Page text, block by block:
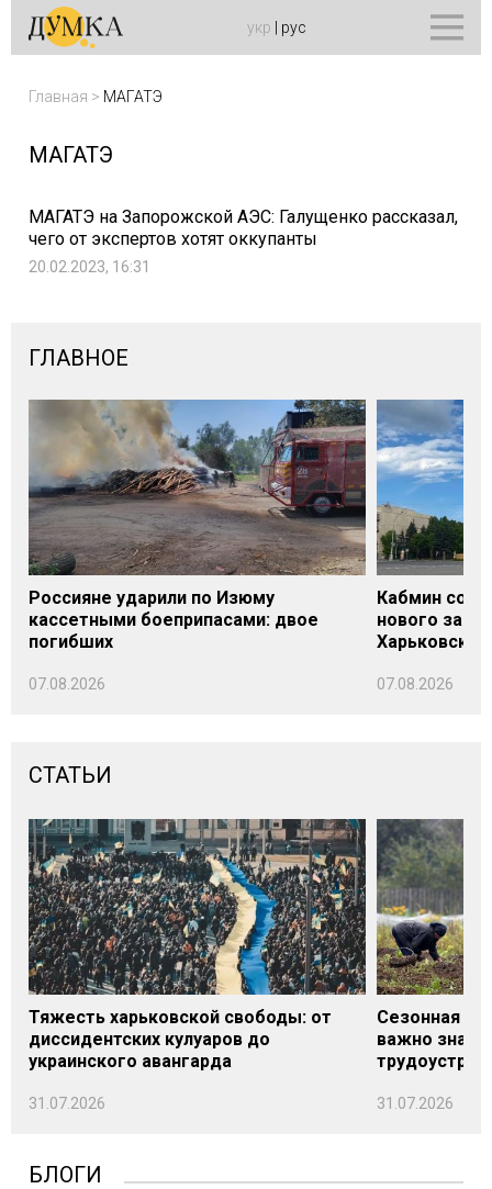
укр рус
Главная > МАГАТЭ
МАГАТЭ
МАГАТЭ на Запорожской АЭС: Галущенко рассказал,
чего от экспертов хотят оккупанты
20.02.2023, 16:31
ГЛАВНОЕ
Россияне ударили по Изюму
кассетными боеприпасами: двое
погибших
07.08.2026
Кабмин
нового
07.08.2026
СТАТЬИ
Тяжесть харьковской свободы: от
диссидентских кулуаров до
украинского авангарда
31.07.2026
Сезонная
важно знать
31.07.2026
БЛОГИ